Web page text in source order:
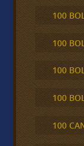
100
100
100
100
100